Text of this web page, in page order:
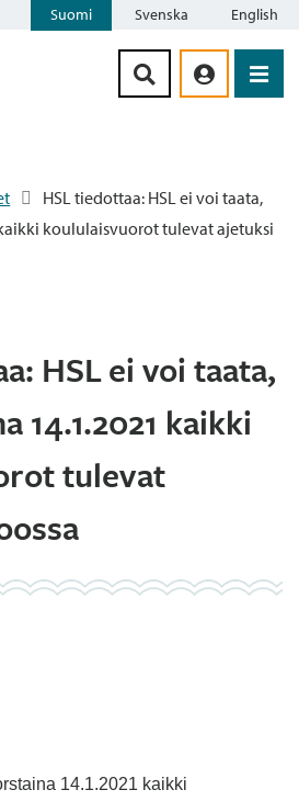
Suomi Svenska English
HSL tiedottaa: HSL ei voi taata,
koululaisvuorot tulevat ajetuksi
HSL ei voi taata,
14.1.2021 kaikki
tulevat
14.1.2021 kaikki